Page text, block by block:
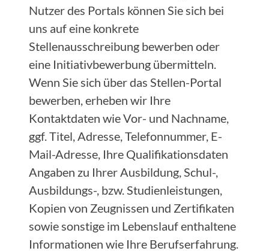
Nutzer des Portals können Sie sich bei
uns auf eine konkrete
Stellenausschreibung bewerben oder
eine Initiativbewerbung übermitteln.
Wenn Sie sich über das Stellen-Portal
bewerben, erheben wir Ihre
Kontaktdaten wie Vor- und Nachname,
ggf. Titel, Adresse, Telefonnummer, E-
Mail-Adresse, Ihre Qualifikationsdaten
Angaben zu Ihrer Ausbildung, Schul-,
Ausbildungs-, bzw. Studienleistungen,
Kopien von Zeugnissen und Zertifikaten
sowie sonstige im Lebenslauf enthaltene
Informationen wie Ihre Berufserfahrung.